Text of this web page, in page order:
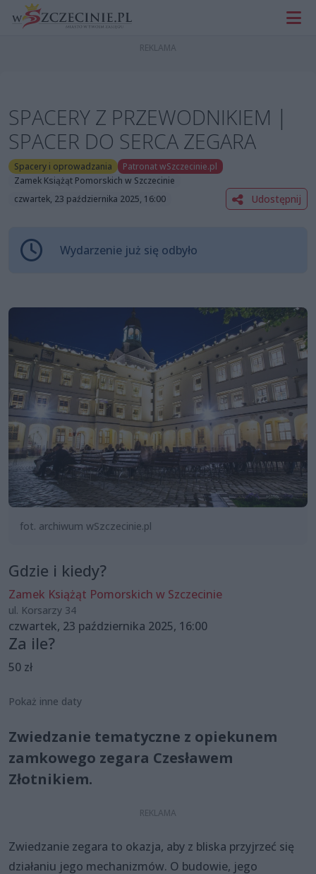
SPACERY Z PRZEWODNIKIEM |
SPACER DO SERCA ZEGARA
Spacery i oprowadzania
Patronat wSzczecinie.pl
Zamek Książąt Pomorskich w Szczecinie
czwartek, 23 października 2025, 16:00
Udostępnij
Wydarzenie już się odbyło
fot. archiwum wSzczecinie.pl
Gdzie i kiedy?
Zamek Książąt Pomorskich w Szczecinie
ul. Korsarzy 34
czwartek, 23 października 2025, 16:00
Za ile?
50 zł
Pokaż inne daty
Zwiedzanie tematyczne z opiekunem
zamkowego zegara Czesławem
Złotnikiem.
Zwiedzanie zegara to okazja, aby z bliska przyjrzeć się
działaniu jego mechanizmów. O budowie, jego